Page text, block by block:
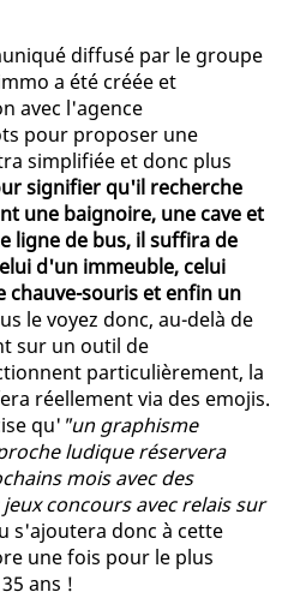
diffusé par le groupe
a été créée et
avec l'agence
pour proposer une
simplifiée et donc plus
signifier qu'il recherche
une baignoire, une cave et
ligne de bus, il suffira de
d'un immeuble, celui
souris et enfin un
le voyez donc, au-delà de
sur un outil de
particulièrement, la
réellement via des emojis.
qu' "un graphisme
ludique réservera
mois avec des
concours avec relais sur
s'ajoutera donc à cette
une fois pour le plus
ans !